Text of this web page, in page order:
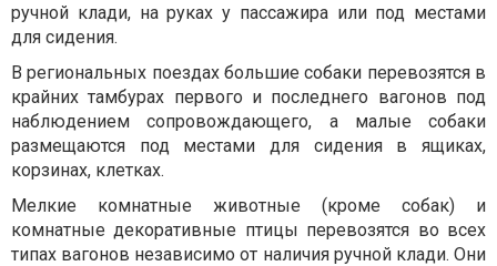
ручной клади, на руках у пассажира или под местами
для сидения.
В региональных поездах большие собаки перевозятся в
крайних тамбурах первого и последнего вагонов под
наблюдением сопровождающего, а малые собаки
размещаются под местами для сидения в ящиках,
корзинах, клетках.
Мелкие комнатные животные (кроме собак) и
комнатные декоративные птицы перевозятся во всех
типах вагонов независимо от наличия ручной клади. Они